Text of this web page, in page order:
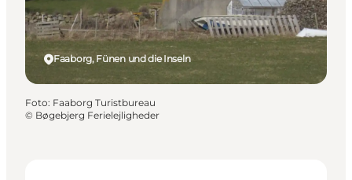
Faaborg, Fünen und die Inseln
Foto: Faaborg Turistbureau
© Bøgebjerg Ferielejligheder